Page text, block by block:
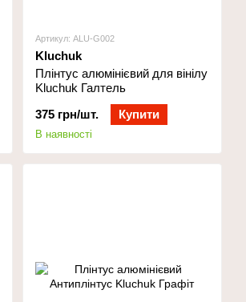
Артикул: ALU-G002
Kluchuk
Плінтус алюмінієвий для вінілу
Kluchuk Галтель
375 грн/шт.
Купити
В наявності